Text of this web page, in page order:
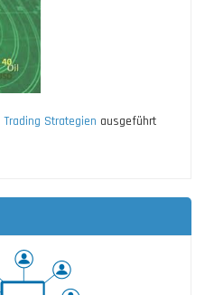
Trading Strategien ausgeführt